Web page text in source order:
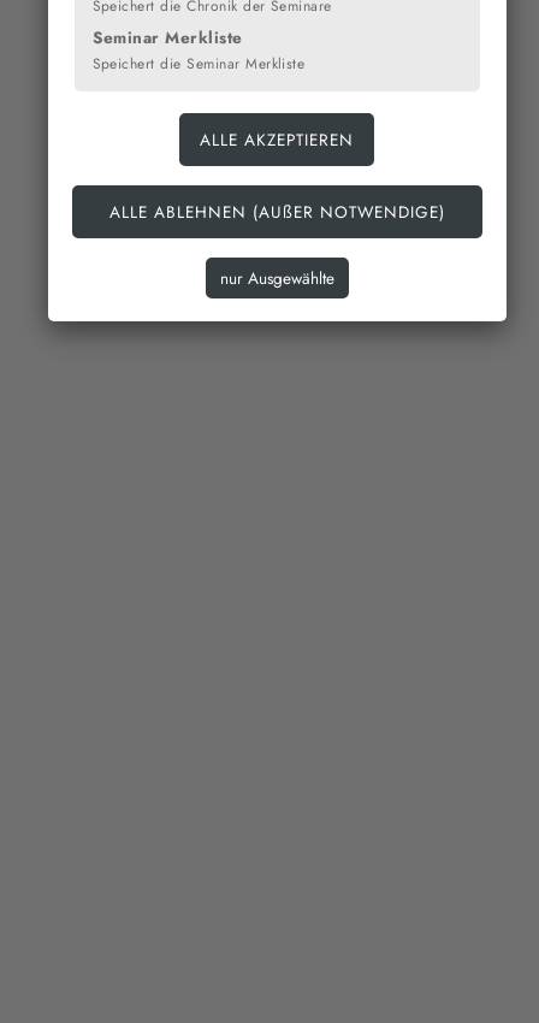
Speichert die Chronik der Seminare
Seminar Merkliste
Speichert die Seminar Merkliste